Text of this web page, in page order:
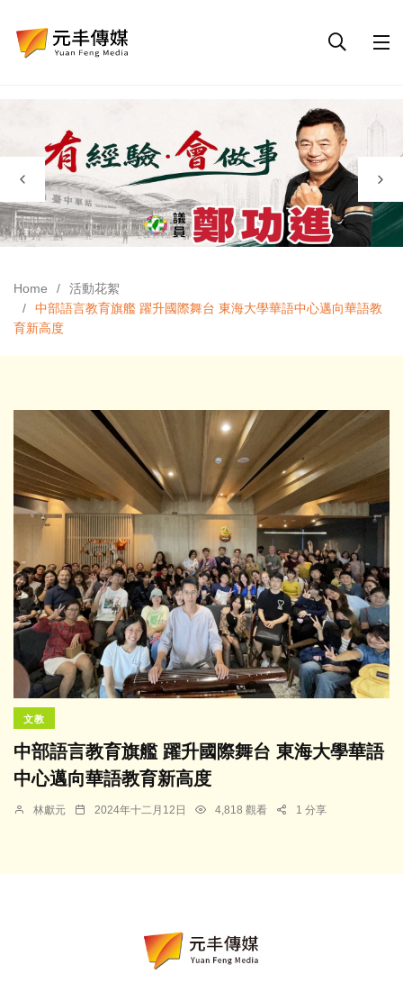
Home
活動花絮
中部語言教育旗艦 躍升國際舞台 東海大學華語中心邁向華語教
育新高度
文教
中部語言教育旗艦 躍升國際舞台 東海大學華語
中心邁向華語教育新高度
林獻元 2024年十二月12日 4,818 觀看 1 分享